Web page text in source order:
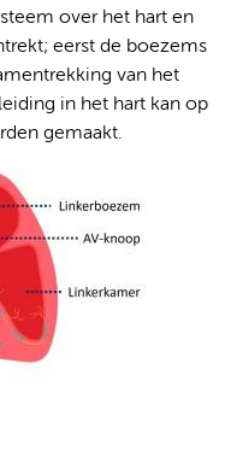
over het hart en
eerst de boezems
van het
in het hart kan op
gemaakt.